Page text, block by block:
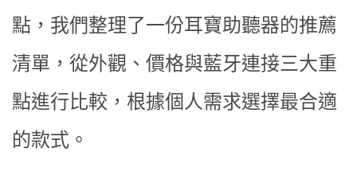
點，我們整理了一份耳寶助聽器的推薦
清單，從外觀、價格與藍牙連接三大重
點進行比較，根據個人需求選擇最合適
的款式。